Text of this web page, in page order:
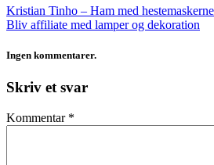
Kristian Tinho – Ham med
Bliv affiliate med lamper og dekoration
Ingen kommentarer.
Skriv et svar
Kommentar *